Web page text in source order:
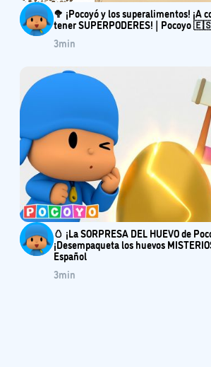
🥦 ¡Pocoyó y los superalimentos! ¡A
tener SUPERPODERES! | Pocoyo
3min
🥚 ¡La SORPRESA DEL HUEVO de
¡Desempaqueta los huevos
Español
3min